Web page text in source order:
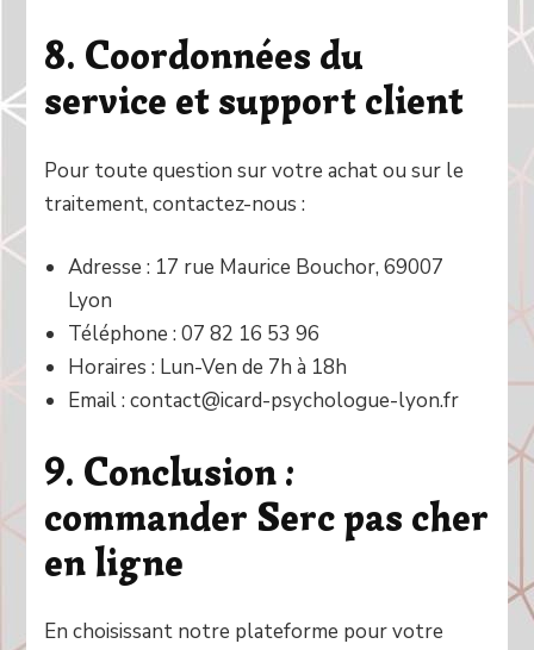
8. Coordonnées du
service et support client
Pour toute question sur votre achat ou sur le
traitement, contactez-nous :
Adresse : 17 rue Maurice Bouchor, 69007
Lyon
Téléphone : 07 82 16 53 96
Horaires : Lun-Ven de 7h à 18h
Email : contact@icard-psychologue-lyon.fr
9. Conclusion :
commander Serc pas cher
en ligne
En choisissant notre plateforme pour votre